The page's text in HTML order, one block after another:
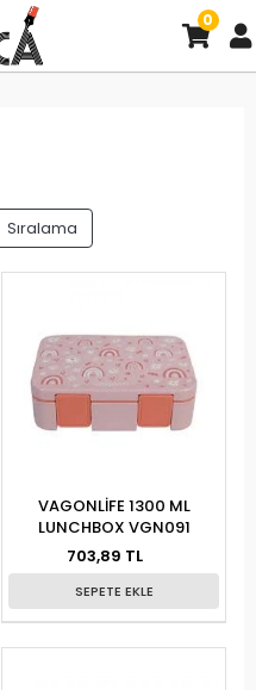
0
Sıralama
VAGONLİFE 1300 ML
LUNCHBOX VGN091
703,89 TL
SEPETE EKLE